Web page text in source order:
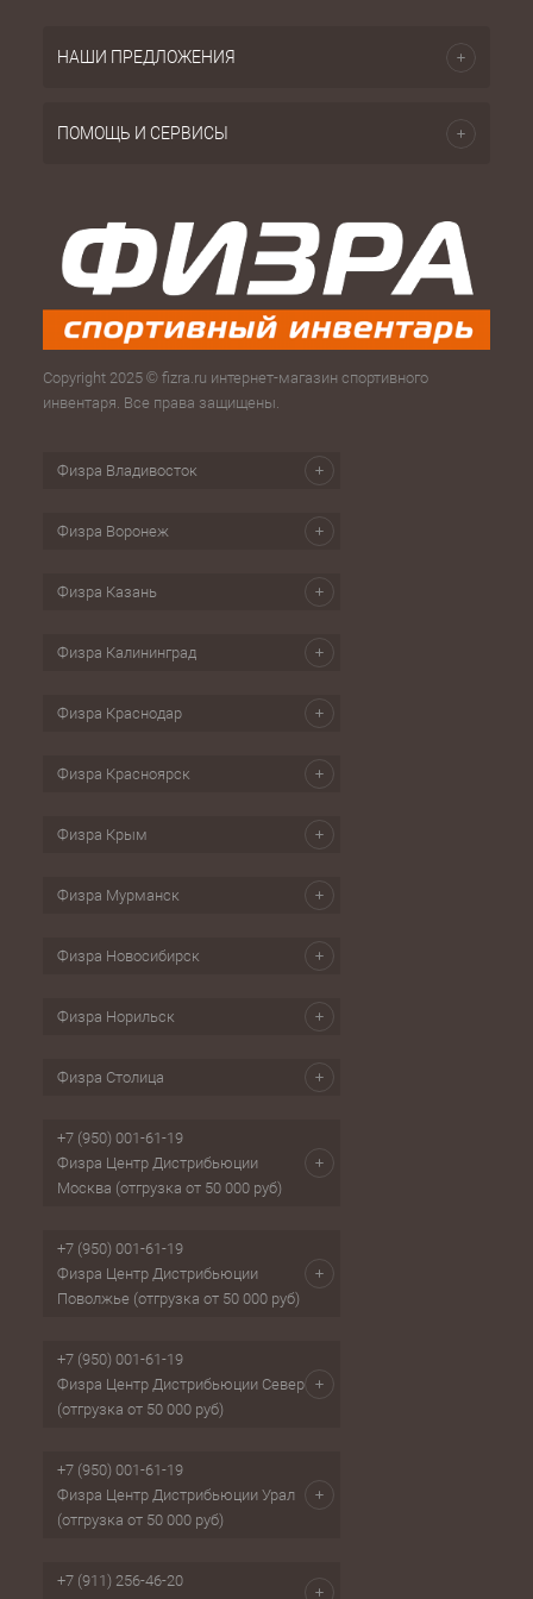
НАШИ ПРЕДЛОЖЕНИЯ
ПОМОЩЬ И СЕРВИСЫ
Copyright 2025 © fizra.ru интернет-магазин спортивного
инвентаря. Все права защищены.
Физра Владивосток
Физра Воронеж
Физра Казань
Физра Калининград
Физра Краснодар
Физра Красноярск
Физра Крым
Физра Мурманск
Физра Новосибирск
Физра Норильск
Физра Столица
+7 (950) 001-61-19
Физра Центр Дистрибьюции
Москва (отгрузка от 50 000 руб)
+7 (950) 001-61-19
Физра Центр Дистрибьюции
Поволжье (отгрузка от 50 000 руб)
+7 (950) 001-61-19
Физра Центр Дистрибьюции Север
(отгрузка от 50 000 руб)
+7 (950) 001-61-19
Физра Центр Дистрибьюции Урал
(отгрузка от 50 000 руб)
+7 (911) 256-46-20